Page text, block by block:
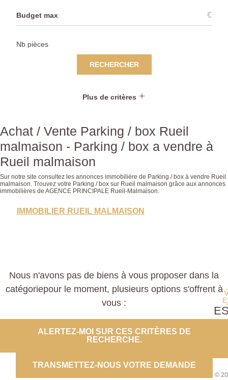
€
RECHERCHER
Plus de critères
Achat / Vente Parking / box Rueil
malmaison - Parking / box a vendre à
Rueil malmaison
Sur notre site consultez les annonces immobilière de Parking / box à vendre Rueil
malmaison. Trouvez votre Parking / box sur Rueil malmaison grâce aux annonces
immobilières de AGENCE PRINCIPALE Rueil-Malmaison.
IMMOBILIER RUEIL MALMAISON
Nous n'avons pas de biens à vous proposer dans la
catégoriepour le moment, plusieurs options s'offrent à
vous :
ALERTEZ-MOI SUR CES CRITÈRES DE
RECHERCHE.
TRANSMETTEZ-NOUS VOTRE DEMANDE
©